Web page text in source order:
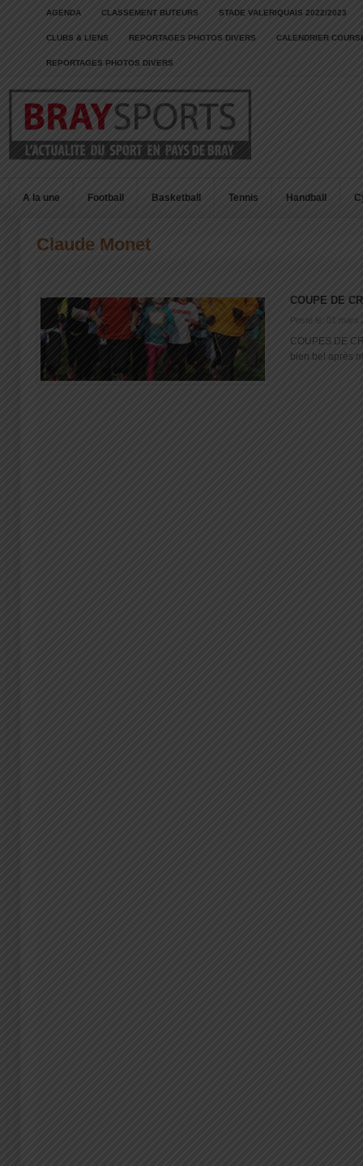
AGENDA CLASSEMENT BUTEURS STADE VALERIQUAIS 2022/2023
CLUBS & LIENS REPORTAGES PHOTOS DIVERS CALENDRIER
REPORTAGES PHOTOS DIVERS
A la une Football Basketball Tennis Handball
Claude Monet
COUPE DE
Posté le: 01 mars
COUPES DE
bien bel après